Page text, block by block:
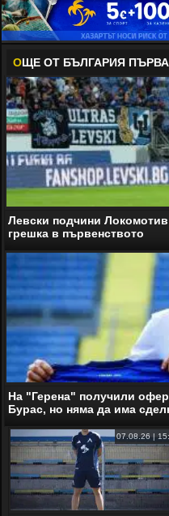
ОЩЕ ОТ БЪЛГАРИЯ
Левски подчини
грешка в първенството
На "Герена" получили
Бурас, но няма да има
07.08.26 |